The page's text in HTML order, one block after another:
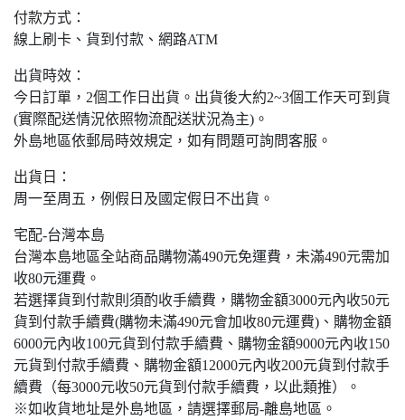
付款方式：
線上刷卡、貨到付款、網路ATM
出貨時效：
今日訂單，2個工作日出貨。出貨後大約2~3個工作天可到貨
(實際配送情況依照物流配送狀況為主)。
外島地區依郵局時效規定，如有問題可詢問客服。
出貨日：
周一至周五，例假日及國定假日不出貨。
宅配-台灣本島
台灣本島地區全站商品購物滿490元免運費，未滿490元需加
收80元運費。
若選擇貨到付款則須酌收手續費，購物金額3000元內收50元
貨到付款手續費(購物未滿490元會加收80元運費)、購物金額
6000元內收100元貨到付款手續費、購物金額9000元內收150
元貨到付款手續費、購物金額12000元內收200元貨到付款手
續費（每3000元收50元貨到付款手續費，以此類推）。
※如收貨地址是外島地區，請選擇郵局-離島地區。